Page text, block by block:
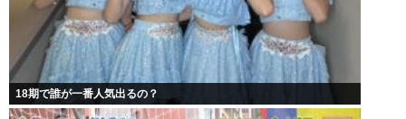
18期で誰が一番人気出るの？